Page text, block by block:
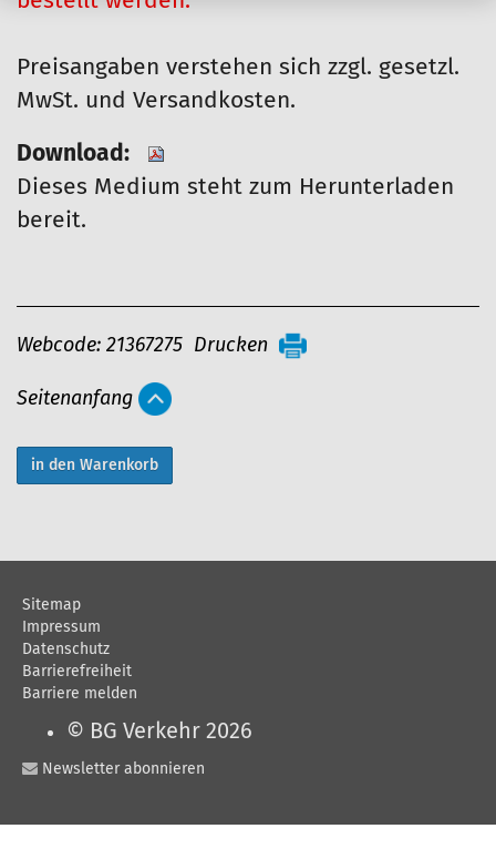
Preisangaben verstehen sich zzgl. gesetzl.
MwSt. und Versandkosten.
Download:
Dieses Medium steht zum Herunterladen
bereit.
A
t
i
k
t
e
Webcode: 21367275 Drucken
Seitenanfang
Sitemap
Impressum
Datenschutz
Barrierefreiheit
Barriere melden
© BG Verkehr 2026
Newsletter abonnieren